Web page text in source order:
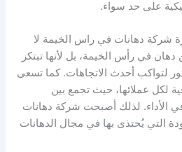
على حد سواء.
شركة دهانات في راس الخيمة لا
في رأس الخيمة، بل لأنها تبتكر
لتواكب أحدث الاتجاهات. كما تسعى
لكل عملائها، حيث تجمع بين
الأداء. لذلك أصبحت شركة دهانات
التي يُحتذى بها في مجال الدهانات